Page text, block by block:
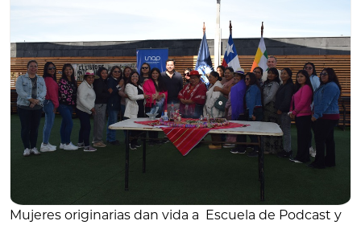
Mujeres originarias dan vida a Escuela de Podcast y